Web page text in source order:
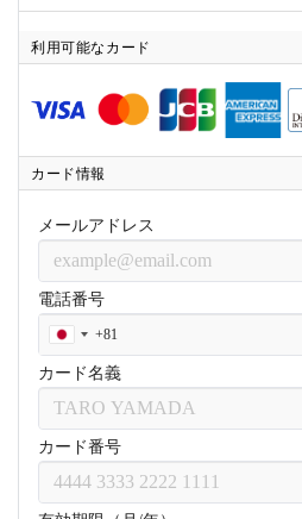
利用可能なカード
カード情報